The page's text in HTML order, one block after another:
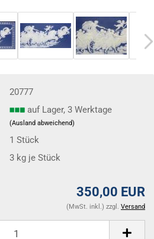
20777
auf Lager, 3 Werktage
(Ausland abweichend)
1Stück
3 kg je Stück
350,00 EUR
(MwSt. inkl.) zzgl. Versand